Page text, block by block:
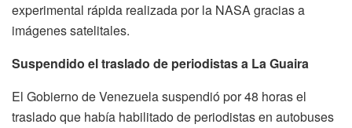
experimental rápida realizada por la NASA gracias a
imágenes satelitales.
Suspendido el traslado de periodistas a La Guaira
El Gobierno de Venezuela suspendió por 48 horas el
traslado que había habilitado de periodistas en autobuses